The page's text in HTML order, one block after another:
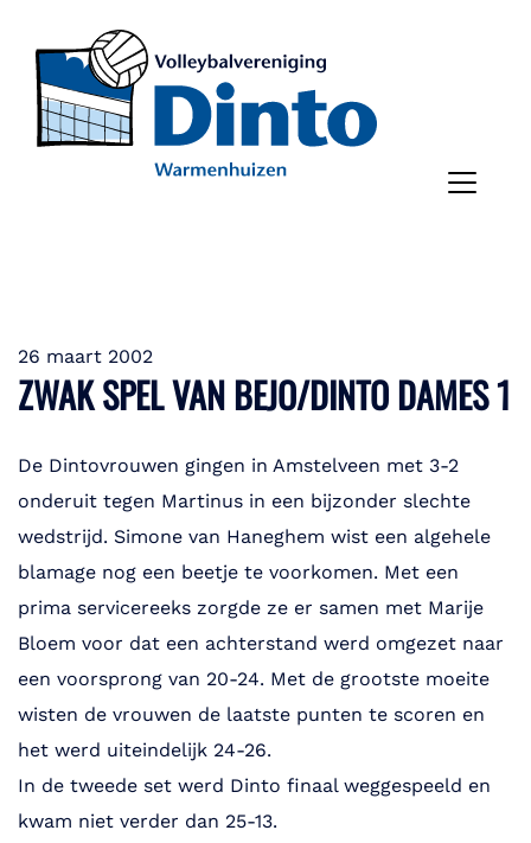
26 maart 2002
ZWAK SPEL VAN BEJO/DINTO DAMES 1
De Dintovrouwen gingen in Amstelveen met 3-2
onderuit tegen Martinus in een bijzonder slechte
wedstrijd. Simone van Haneghem wist een algehele
blamage nog een beetje te voorkomen. Met een
prima servicereeks zorgde ze er samen met Marije
Bloem voor dat een achterstand werd omgezet naar
een voorsprong van 20-24. Met de grootste moeite
wisten de vrouwen de laatste punten te scoren en
het werd uiteindelijk 24-26.
In de tweede set werd Dinto finaal weggespeeld en
kwam niet verder dan 25-13.